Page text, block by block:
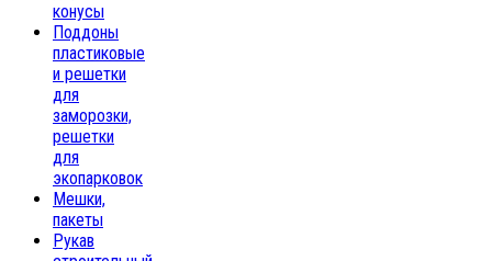
конусы
Поддоны
пластиковые
и решетки
для
заморозки,
решетки
для
экопарковок
Мешки,
пакеты
Рукав